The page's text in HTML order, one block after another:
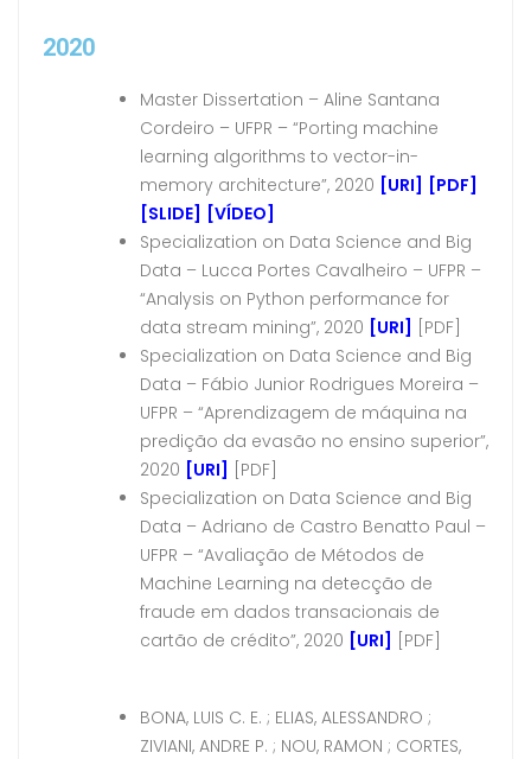
2020
Master Dissertation – Aline Santana
Cordeiro – UFPR – “Porting machine
learning algorithms to vector-in-
memory architecture”, 2020 [URI] [PDF]
[SLIDE] [VÍDEO]
Specialization on Data Science and Big
Data – Lucca Portes Cavalheiro – UFPR –
“Analysis on Python performance for
data stream mining”, 2020 [URI]
[PDF]
Specialization on Data Science and Big
Data – Fábio Junior Rodrigues Moreira –
UFPR – “Aprendizagem de máquina na
predição da evasão no ensino superior”,
2020 [URI]
[PDF]
Specialization on Data Science and Big
Data – Adriano de Castro Benatto Paul –
UFPR – “Avaliação de Métodos de
Machine Learning na detecção de
fraude em dados transacionais de
cartão de crédito”, 2020 [URI] [PDF]
BONA, LUIS C. E. ; ELIAS, ALESSANDRO ;
ZIVIANI, ANDRE P. ; NOU, RAMON ; CORTES,